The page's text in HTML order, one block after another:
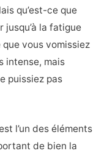
qu’est-ce que
la fatigue
que vous vomissiez
intense, mais
puissiez pas
l’un des éléments
de bien la